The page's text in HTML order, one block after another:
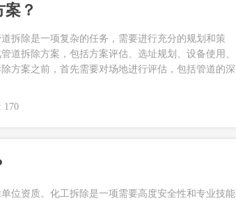
？
拆除是一项复杂的任务，需要进行充分的规划和策
道拆除方案，包括方案评估、选址规划、设备使用、
方案之前，首先需要对场地进行评估，包括管道的深
170
位资质。化工拆除是一项需要高度安全性和专业技能